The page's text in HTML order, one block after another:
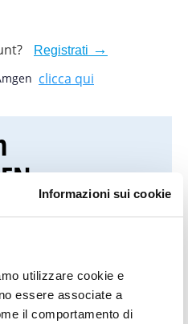
Informazioni sui cookie
utilizzare cookie e
essere associate a
il comportamento di
Registrati
clicca qui
Web
di IQVIA per la